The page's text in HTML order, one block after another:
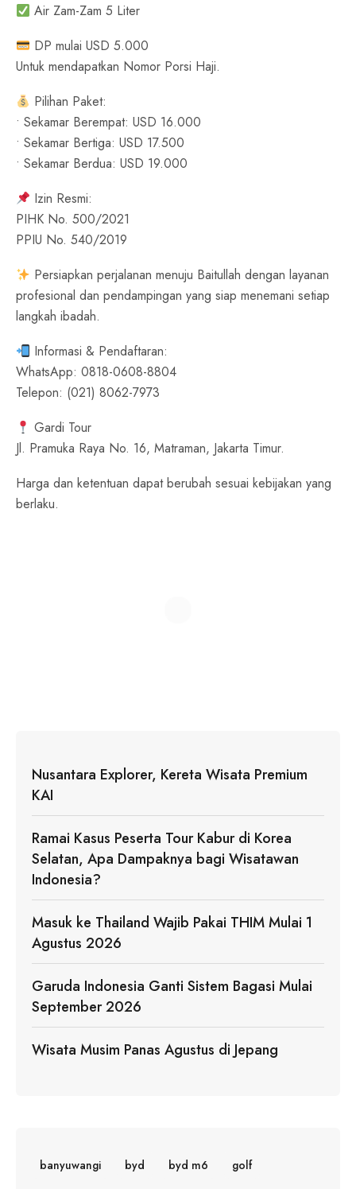
Air Zam-Zam 5 Liter
DP mulai USD 5.000
Untuk mendapatkan Nomor Porsi Haji.
Pilihan Paket:
• Sekamar Berempat: USD 16.000
• Sekamar Bertiga: USD 17.500
• Sekamar Berdua: USD 19.000
Izin Resmi:
PIHK No. 500/2021
PPIU No. 540/2019
Persiapkan perjalanan menuju Baitullah dengan layanan
profesional dan pendampingan yang siap menemani setiap
langkah ibadah.
Informasi & Pendaftaran:
WhatsApp: 0818-0608-8804
Telepon: (021) 8062-7973
Gardi Tour
Jl. Pramuka Raya No. 16, Matraman, Jakarta Timur.
Harga dan ketentuan dapat berubah sesuai kebijakan yang
berlaku.
Nusantara Explorer, Kereta Wisata Premium
KAI
Ramai Kasus Peserta Tour Kabur di Korea
Selatan, Apa Dampaknya bagi Wisatawan
Indonesia?
Masuk ke Thailand Wajib Pakai THIM Mulai 1
Agustus 2026
Garuda Indonesia Ganti Sistem Bagasi Mulai
September 2026
Wisata Musim Panas Agustus di Jepang
banyuwangi byd byd m6 golf